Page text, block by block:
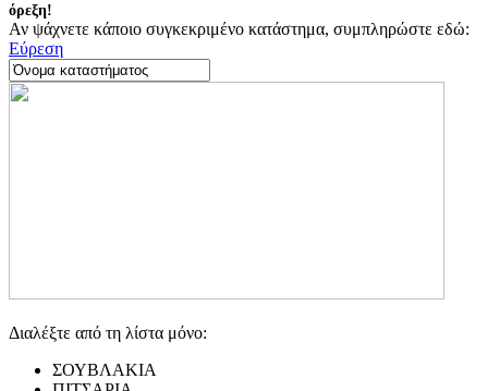
όρεξη!
Αν ψάχνετε κάποιο συγκεκριμένο κατάστημα, συμπληρώστε εδώ:
Εύρεση
Διαλέξτε από τη λίστα μόνο:
ΣΟΥΒΛΑΚΙΑ